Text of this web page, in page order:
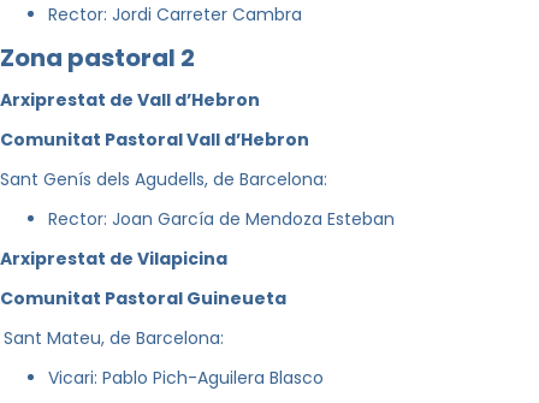
Rector: Jordi Carreter Cambra
Zona pastoral 2
Arxiprestat de Vall d’Hebron
Comunitat Pastoral Vall d’Hebron
Sant Genís dels Agudells, de Barcelona:
Rector: Joan García de Mendoza Esteban
Arxiprestat de Vilapicina
Comunitat Pastoral Guineueta
Sant Mateu, de Barcelona:
Vicari: Pablo Pich-Aguilera Blasco